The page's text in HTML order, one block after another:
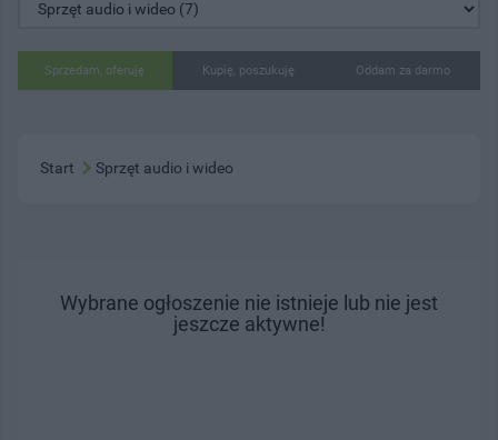
Sprzedam, oferuję Kupię, poszukuję Oddam za darmo
Start Sprzęt audio i wideo
Wybrane ogłoszenie nie istnieje lub nie jest
jeszcze aktywne!